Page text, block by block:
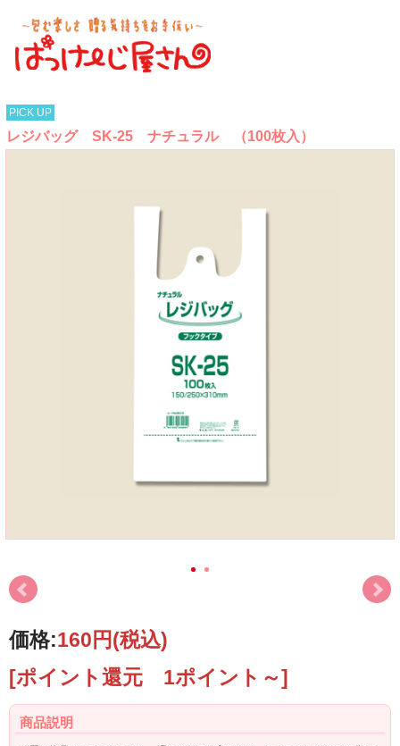
PICK UP
レジバッグ SK-25 ナチュラル （100枚入）
価格:160円(税込)
[ポイント還元 1ポイント～]
商品説明